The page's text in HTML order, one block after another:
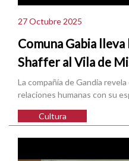
27 Octubre 2025
Comuna Gabia
Shaffer al Vila de
La compañía de Gandia
relaciones humanas con su
Cultura